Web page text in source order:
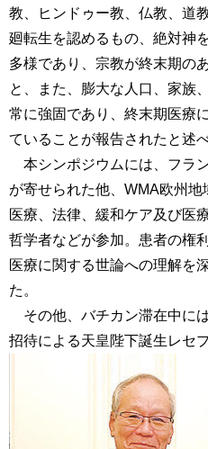
教、ヒンドゥー教、仏教、道
廻転生を認めるもの、絶対神
多様であり、宗教が終末期の
と、また、膨大な人口、家族
常に強固であり、終末期医療
ていることが報告されたと述べ
本シンポジウムには、フラ
が寄せられた他、WMA欧州
医療、法律、緩和ケア及び医
哲学者などが参加。患者の権
医療に関する世論への理解を
た。
その他、バチカン滞在中に
招待による天皇陛下誕生レセ